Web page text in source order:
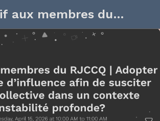
aux membres du
| Adopter une posture
afin de susciter
collective dans un
d’instabilité